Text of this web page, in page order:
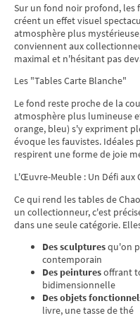
Sur un fond noir profond, les
créent un effet visuel
atmosphère plus
conviennent aux
maximal et n'hésitant pas
Les "Tables Carte Blanche"
Le fond reste proche de la
atmosphère plus lumineuse
orange, bleu) s'y expriment
évoque les fauvistes. Idéales
respirent une forme de joie
L'Œuvre-Meuble : Un Défi aux
Ce qui rend les tables de
un collectionneur, c'est
dans une seule catégorie.
Des sculpturesqu'on
contemporain
Des peinturesoffrant
bidimensionnelle
Des objets
livre, une tasse de thé